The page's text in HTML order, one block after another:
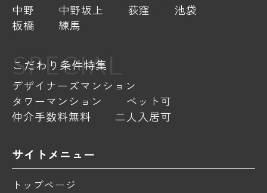
中野
中野坂上 荻窪
池袋
板橋
練馬
SPECIAL
こだわり条件特集
デザイナーズマンション
タワーマンション
ペット可
仲介手数料無料
二人入居可
サイトメニュー
トップページ